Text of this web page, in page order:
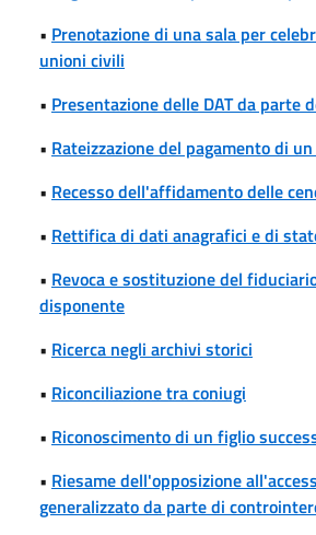
• Prenotazione di una sala per
unioni civili
• Presentazione delle DAT da parte
• Rateizzazione del pagamento di
• Recesso dell'affidamento delle
• Rettifica di dati anagrafici e di
• Revoca e sostituzione del
disponente
• Ricerca negli archivi storici
• Riconciliazione tra coniugi
• Riconoscimento di un figlio
• Riesame dell'opposizione
generalizzato da parte di